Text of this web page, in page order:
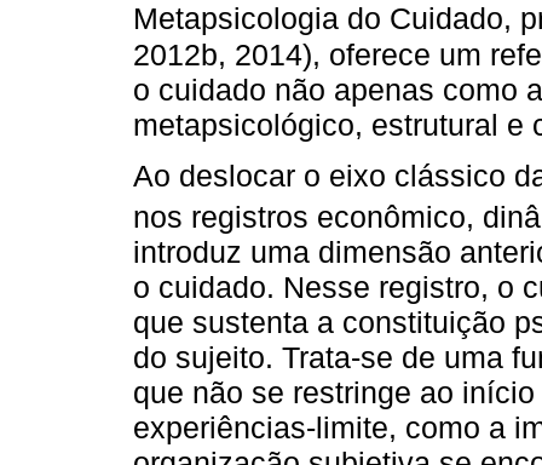
Metapsicologia do Cuidado,
2012b, 2014), oferece um
o cuidado não apenas como
metapsicológico, estrutural e
Ao deslocar o eixo clássico
nos registros econômico,
introduz uma dimensão
o cuidado. Nesse registro, o
que sustenta a constituição
do sujeito. Trata-se de uma
que não se restringe ao
experiências-limite, como a